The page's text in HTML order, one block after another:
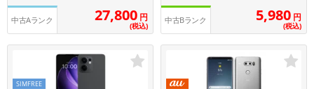
中古Aランク 27,800 円
(税込)
中古Bランク 5,980 円
(税込)
SIMFREE
容量
~
モニタサイズ